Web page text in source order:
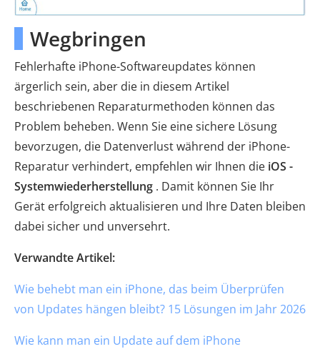
Wegbringen
Fehlerhafte iPhone-Softwareupdates können
ärgerlich sein, aber die in diesem Artikel
beschriebenen Reparaturmethoden können das
Problem beheben. Wenn Sie eine sichere Lösung
bevorzugen, die Datenverlust während der iPhone-
Reparatur verhindert, empfehlen wir Ihnen die iOS -
Systemwiederherstellung . Damit können Sie Ihr
Gerät erfolgreich aktualisieren und Ihre Daten bleiben
dabei sicher und unversehrt.
Verwandte Artikel:
Wie behebt man ein iPhone, das beim Überprüfen
von Updates hängen bleibt? 15 Lösungen im Jahr 2026
Wie kann man ein Update auf dem iPhone